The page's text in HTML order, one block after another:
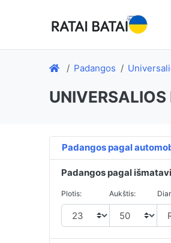
Padangos
Padangos pagal
Padangos pagal
Plotis: Aukštis: